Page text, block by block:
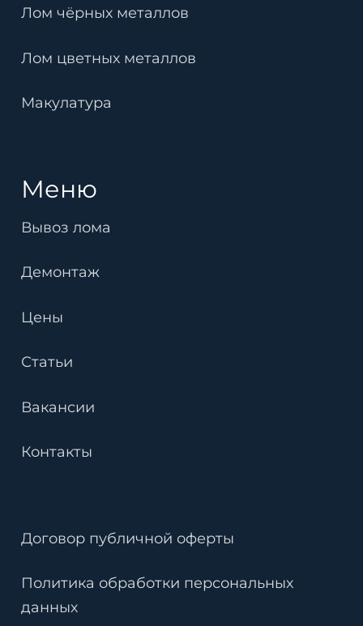
Лом чёрных металлов
Лом цветных металлов
Макулатура
Меню
Вывоз лома
Демонтаж
Цены
Статьи
Вакансии
Контакты
Договор публичной оферты
Политика обработки персональных
данных